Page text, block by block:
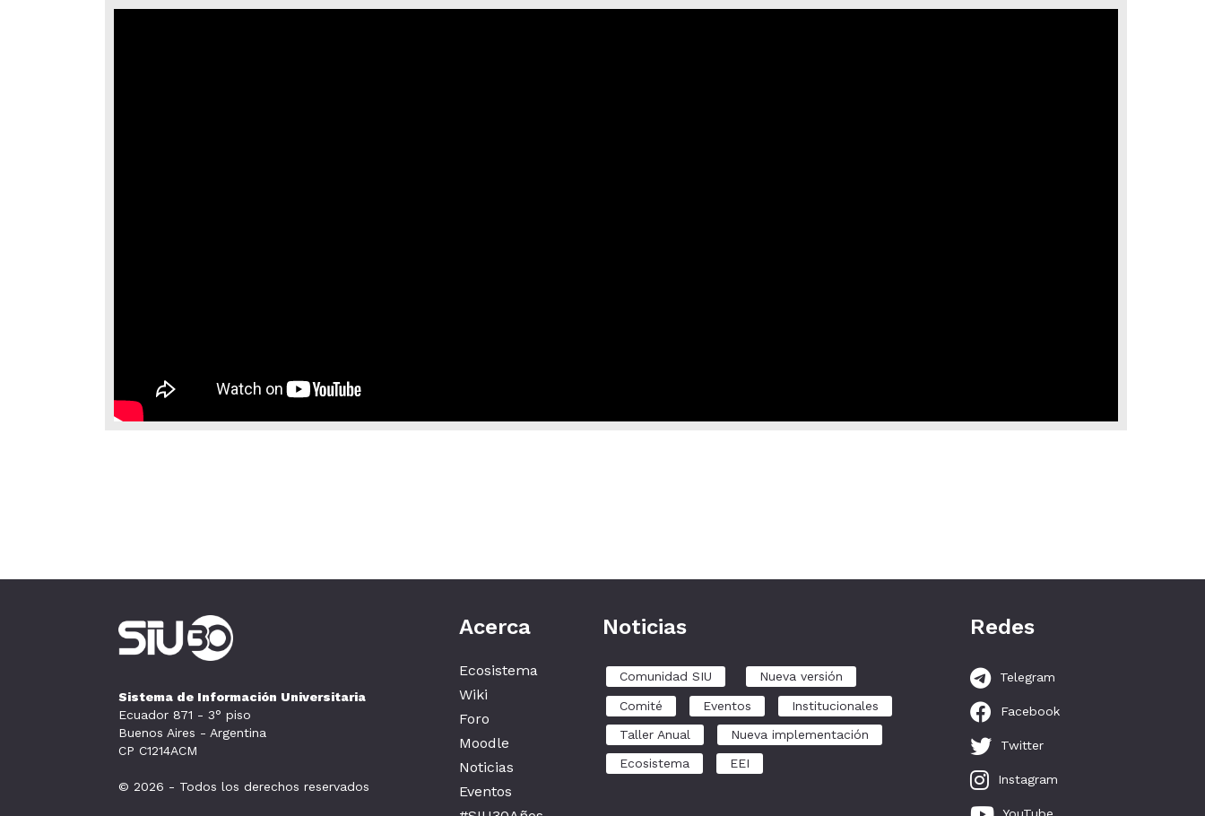
Sistema de Información Universitaria
Ecuador 871 - 3° piso
Buenos Aires - Argentina
CP C1214ACM
© 2026 - Todos los derechos reservados
Acerca
Ecosistema
Wiki
Foro
Moodle
Noticias
Eventos
Noticias
Comunidad SIU Nueva versión
Comité Eventos
Institucionales
Taller Anual
Nueva implementación
Ecosistema
EEI
Redes
Telegram
Facebook
Twitter
Instagram